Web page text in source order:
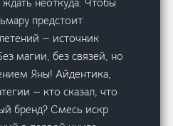
предстоит
— источник
магии, без связей, но
Яны! Айдентика,
— кто сказал, что
бренд? Смесь искр